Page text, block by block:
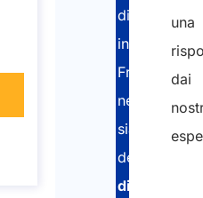
distaccati
in
Francia
sia
della
una
dai